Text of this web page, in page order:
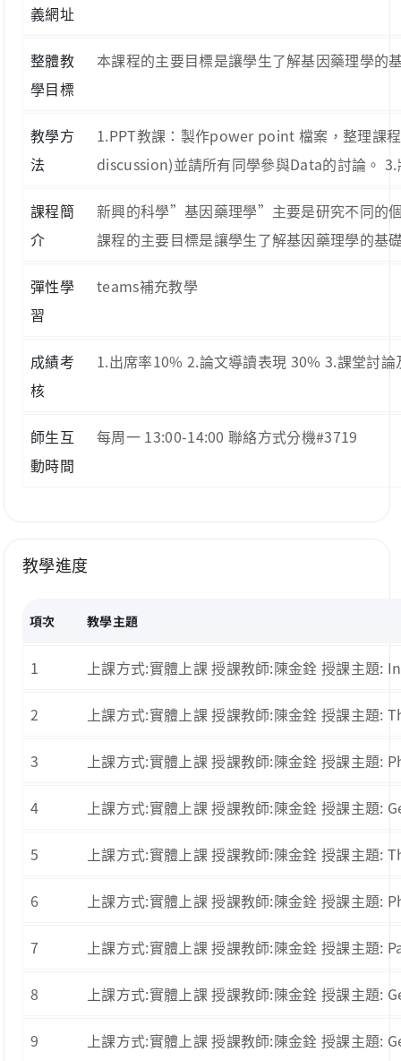
義網址
整體教
學目標
本課程的主要目標是讓學生了解基因藥理學的
教學方
法
1.PPT教課：製作power point 檔案，整理課
discussion)並請所有同學參與Data的討論。
課程簡
介
新興的科學”基因藥理學”主要是研究不同的
課程的主要目標是讓學生了解基因藥理學的基
彈性學
習
teams補充教學
成績考
核
1.出席率10% 2.論文導讀表現 30% 3.課堂討
師生互
動時間
每周一 13:00-14:00 聯絡方式分機#3719
教學進度
項次 教學主題
1 上課方式:實體上課 授課教師:陳金銓 授課主
2 上課方式:實體上課 授課教師:陳金銓 授課主題
3 上課方式:實體上課 授課教師:陳金銓 授課主題:
4 上課方式:實體上課 授課教師:陳金銓 授課主題
5 上課方式:實體上課 授課教師:陳金銓 授課主題
6 上課方式:實體上課 授課教師:陳金銓 授課主
7 上課方式:實體上課 授課教師:陳金銓 授課主題:
8 上課方式:實體上課 授課教師:陳金銓 授課主題
9 上課方式:實體上課 授課教師:陳金銓 授課主題